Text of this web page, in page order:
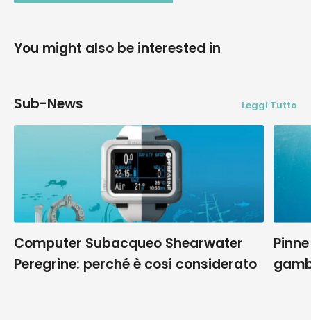
You might also be interested in
Sub-News Leggi Tutto
Computer Subacqueo Shearwater
Peregrine: perché è cosi considerato